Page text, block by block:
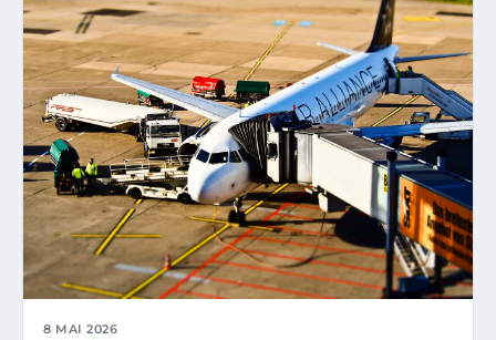
8 MAI 2026